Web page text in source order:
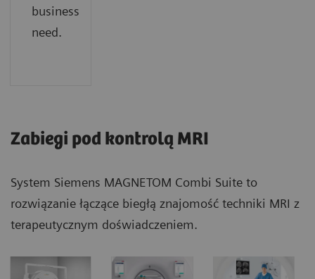
business
need.
Zabiegi pod kontrolą MRI
System Siemens MAGNETOM Combi Suite to
rozwiązanie łączące biegłą znajomość techniki MRI z
terapeutycznym doświadczeniem.